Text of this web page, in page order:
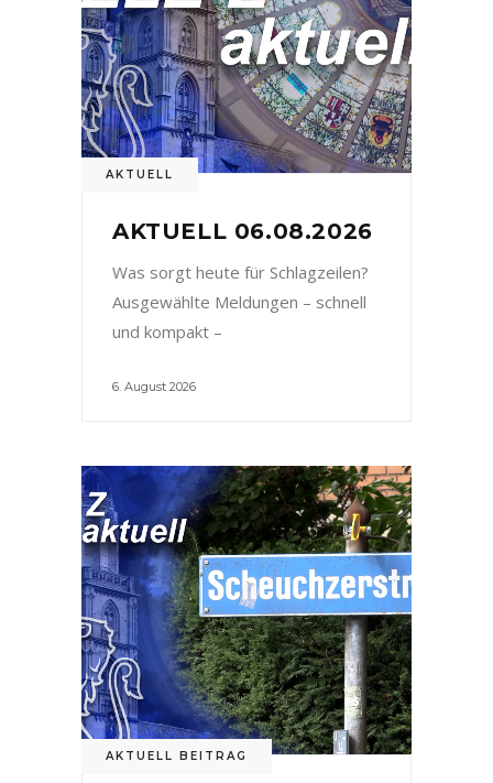
AKTUELL
AKTUELL 06.08.2026
Was sorgt heute für Schlagzeilen?
Ausgewählte Meldungen – schnell
und kompakt –
6. August 2026
AKTUELL BEITRAG